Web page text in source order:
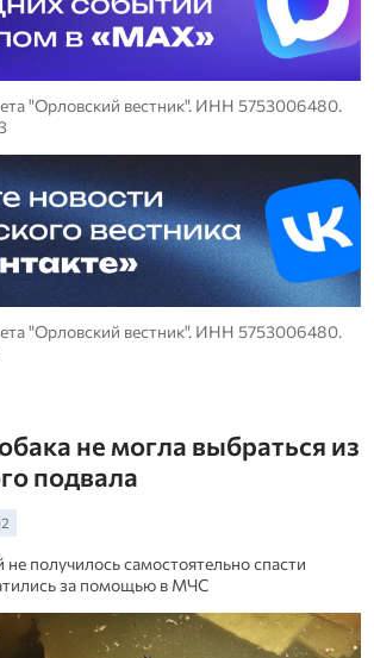
"Орловский вестник". ИНН 5753006480.
"Орловский вестник". ИНН 5753006480.
не могла выбраться из
подвала
получилось самостоятельно спасти
за помощью в МЧС